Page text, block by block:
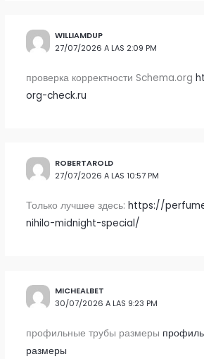
WILLIAMDUP
27/07/2026 A LAS 2:09 PM
проверка корректности Schema.org
org-check.ru
ROBERTAROLD
27/07/2026 A LAS 10:57 PM
Только лучшее здесь: https://
nihilo-midnight-special/
MICHEALBET
30/07/2026 A LAS 9:23 PM
профильные трубы размеры
размеры